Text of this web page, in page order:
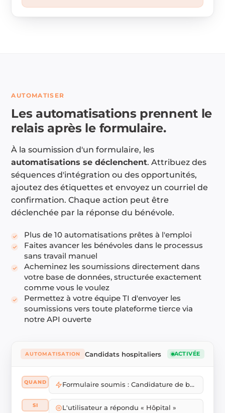
AUTOMATISER
Les automatisations prennent le
relais après le formulaire.
À la soumission d'un formulaire, les
automatisations se déclenchent. Attribuez des
séquences d'intégration ou des opportunités,
ajoutez des étiquettes et envoyez un courriel de
confirmation. Chaque action peut être
déclenchée par la réponse du bénévole.
Plus de 10 automatisations prêtes à l'emploi
Faites avancer les bénévoles dans le processus
sans travail manuel
Acheminez les soumissions directement dans
votre base de données, structurée exactement
comme vous le voulez
Permettez à votre équipe TI d'envoyer les
soumissions vers toute plateforme tierce via
notre API ouverte
AUTOMATISATION Candidats hospitaliers ACTIVÉE
QUAND Formulaire soumis : Candidature de bénévole
SI L'utilisateur a répondu « Hôpital »